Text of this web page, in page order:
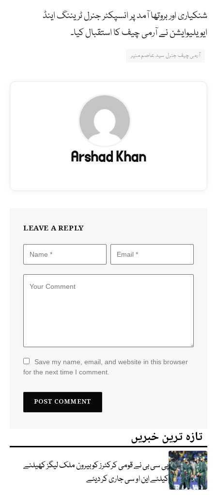
شنکیاری اور بروتھا آمد پر انسپکٹر جنرل ٹریننگ اینڈ
ایویلیوایشن نے آرمی چیف کا استقبال کیا۔
آرمی چیف جنرل سید عاصم منیر
Arshad Khan
LEAVE A REPLY
Save my name, email, and website in this browser
for the next time I comment.
تازہ ترین خبریں
پی سی بی نے قومی کرکٹرز کو بیرون ملک لیگز کھیلنے
کیلئے این او سی جاری کر دیئے